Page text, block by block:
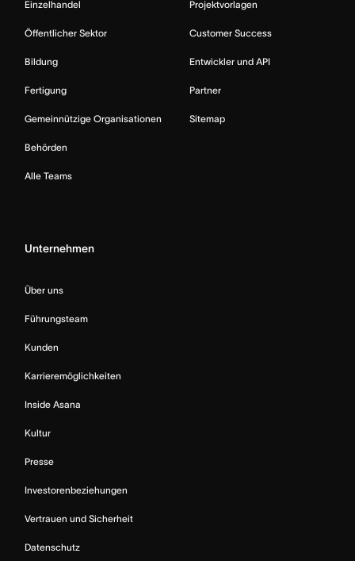
Einzelhandel
Öffentlicher Sektor
Bildung
Fertigung
Gemeinnützige Organisationen
Behörden
Alle Teams
Projektvorlagen
Customer Success
Entwickler und API
Partner
Sitemap
Unternehmen
Über uns
Führungsteam
Kunden
Karrieremöglichkeiten
Inside Asana
Kultur
Presse
Investorenbeziehungen
Vertrauen und Sicherheit
Datenschutz